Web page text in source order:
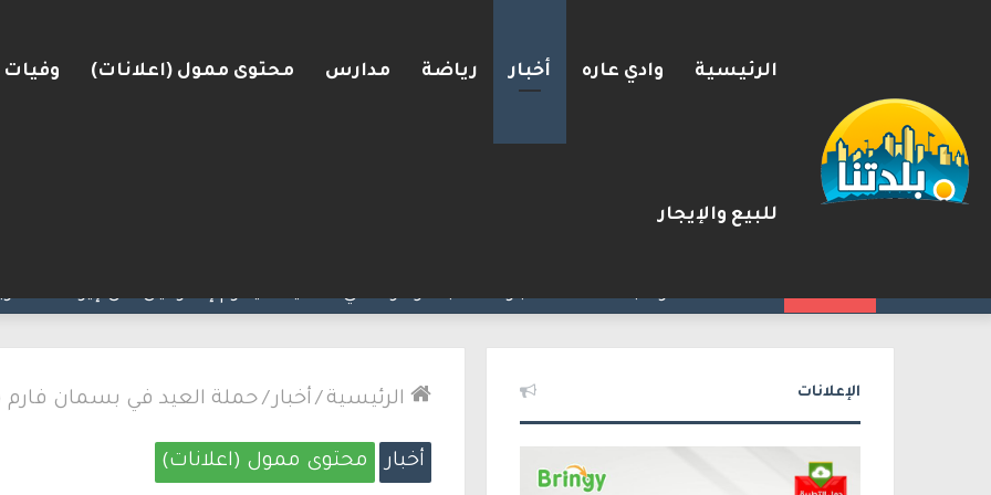
الرئيسية وادي عاره أخبار رياضة مدارس محتوى ممول (اعلانات) وفيات
للبيع والإيجار
مسؤول إسرائيلي: الحكومة اللبنانية وافقت على وجود الجيش الإسرائيلي داخل أراضيها
الرئيسية / أخبار / حملة العيد في بسمان فارم
أخبار محتوى ممول (اعلانات)
الإعلانات